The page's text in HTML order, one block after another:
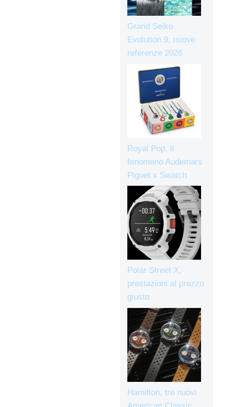
Grand Seiko
Evolution 9, nuove
referenze 2026
Royal Pop, il
fenomeno Audemars
Piguet x Swatch
Polar Street X,
prestazioni al prezzo
giusto
Hamilton, tre nuovi